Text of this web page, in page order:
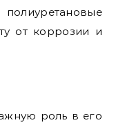
от коррозии и
роль в его